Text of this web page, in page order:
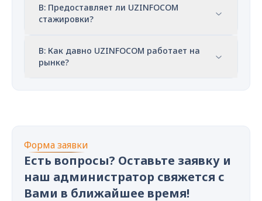
В: Предоставляет ли UZINFOCOM
стажировки?
В: Как давно UZINFOCOM работает на
рынке?
Форма заявки
Есть вопросы? Оставьте заявку и
наш администратор свяжется с
Вами в ближайшее время!